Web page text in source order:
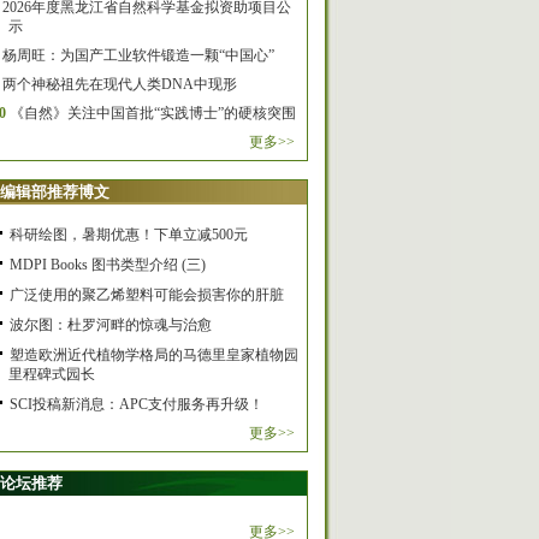
2026年度黑龙江省自然科学基金拟资助项目公
示
杨周旺：为国产工业软件锻造一颗“中国心”
两个神秘祖先在现代人类DNA中现形
《自然》关注中国首批“实践博士”的硬核突围
更多>>
编辑部推荐博文
科研绘图，暑期优惠！下单立减500元
MDPI Books 图书类型介绍 (三)
广泛使用的聚乙烯塑料可能会损害你的肝脏
波尔图：杜罗河畔的惊魂与治愈
塑造欧洲近代植物学格局的马德里皇家植物园
里程碑式园长
SCI投稿新消息：APC支付服务再升级！
更多>>
论坛推荐
更多>>